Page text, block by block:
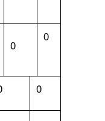
0
0
0